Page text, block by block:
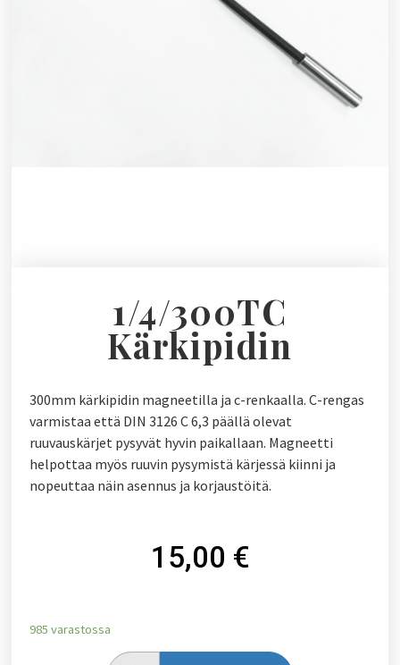
1/4/300TC
Kärkipidin
300mm kärkipidin magneetilla ja c-renkaalla. C-rengas
varmistaa että DIN 3126 C 6,3 päällä olevat
ruuvauskärjet pysyvät hyvin paikallaan. Magneetti
helpottaa myös ruuvin pysymistä kärjessä kiinni ja
nopeuttaa näin asennus ja korjaustöitä.
15,00 €
985 varastossa